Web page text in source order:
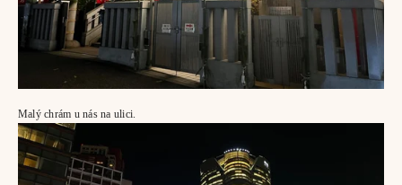
Malý chrám u nás na ulici.